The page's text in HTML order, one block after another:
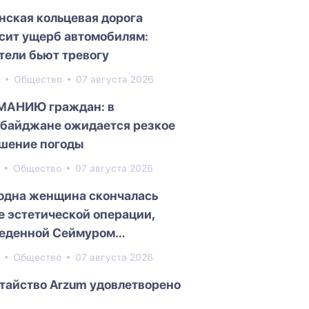
кольцевая дорога
ущерб автомобилям:
бьют тревогу
Общество 07 августа 2026
граждан: в
ожидается резкое
погоды
Общество 07 августа 2026
женщина скончалась
эстетической операции,
Сеймуром
Общество 07 августа 2026
Arzum удовлетворено